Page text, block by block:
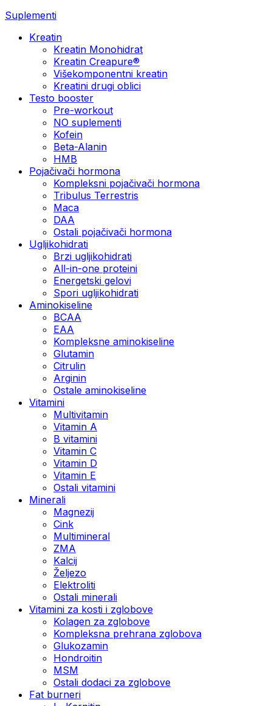
Suplementi
Kreatin
Kreatin Monohidrat
Kreatin Creapure®
Višekomponentni kreatin
Kreatini drugi oblici
Testo booster
Pre-workout
NO suplementi
Kofein
Beta-Alanin
HMB
Pojačivači hormona
Kompleksni pojačivači hormona
Tribulus Terrestris
Maca
DAA
Ostali pojačivači hormona
Ugljikohidrati
Brzi ugljikohidrati
All-in-one proteini
Energetski gelovi
Spori ugljikohidrati
Aminokiseline
BCAA
EAA
Kompleksne aminokiseline
Glutamin
Citrulin
Arginin
Ostale aminokiseline
Vitamini
Multivitamin
Vitamin A
B vitamini
Vitamin C
Vitamin D
Vitamin E
Ostali vitamini
Minerali
Magnezij
Cink
Multimineral
ZMA
Kalcij
Željezo
Elektroliti
Ostali minerali
Vitamini za kosti i zglobove
Kolagen za zglobove
Kompleksna prehrana zglobova
Glukozamin
Hondroitin
MSM
Ostali dodaci za zglobove
Fat burneri